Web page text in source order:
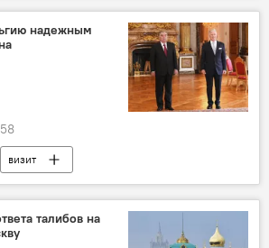
надежным
визит
талибов на